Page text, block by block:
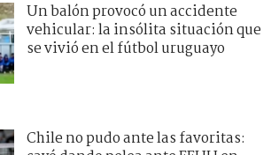
Un balón provocó un accidente
vehicular: la insólita situación que
se vivió en el fútbol uruguayo
Chile no pudo ante las favoritas: